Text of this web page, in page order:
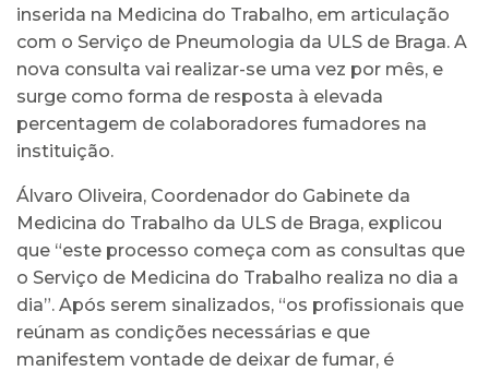
inserida na Medicina do Trabalho, em articulação
com o Serviço de Pneumologia da ULS de Braga. A
nova consulta vai realizar-se uma vez por mês, e
surge como forma de resposta à elevada
percentagem de colaboradores fumadores na
instituição.
Álvaro Oliveira, Coordenador do Gabinete da
Medicina do Trabalho da ULS de Braga, explicou
que “este processo começa com as consultas que
o Serviço de Medicina do Trabalho realiza no dia a
dia”. Após serem sinalizados, “os profissionais que
reúnam as condições necessárias e que
manifestem vontade de deixar de fumar, é